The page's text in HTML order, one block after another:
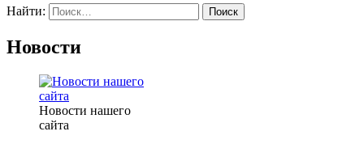
Найти:
Новости
Новости нашего
сайта